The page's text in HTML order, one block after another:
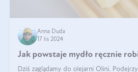
Anna Duda
17 lis 2024
Jak powstaje mydło ręcznie
Dziś zaglądamy do olejarni Olini.